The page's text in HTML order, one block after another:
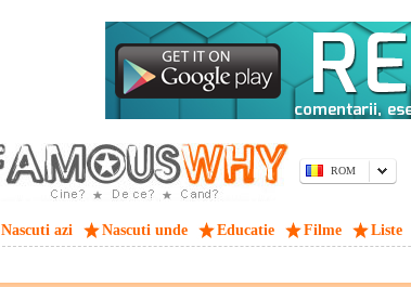
ROM
Nascuti azi Nascuti unde Educatie Filme Liste